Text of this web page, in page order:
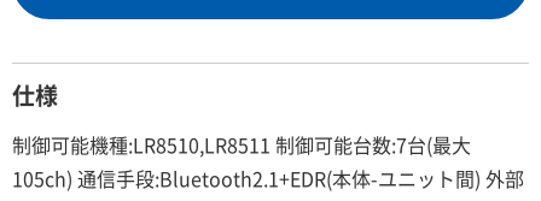
仕様
制御可能機種:LR8510,LR8511 制御可能台数:7台(最大
105ch) 通信手段:Bluetooth2.1+EDR(本体-ユニット間) 外部